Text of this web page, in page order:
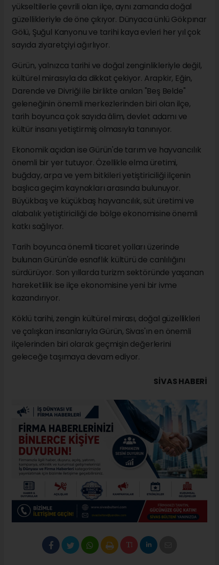
yükseltilerle çevrili olan ilçe, aynı zamanda doğal
güzellikleriyle de öne çıkıyor. Dünyaca ünlü Gökpınar
Gölü, Şuğul Kanyonu ve tarihi kaya evleri her yıl çok
sayıda ziyaretçiyi ağırlıyor.
Gürün, yalnızca tarihi ve doğal zenginlikleriyle değil,
kültürel mirasıyla da dikkat çekiyor. Arapkir, Eğin,
Darende ve Divriği ile birlikte anılan "Beş Belde"
geleneğinin önemli merkezlerinden biri olan ilçe,
tarih boyunca çok sayıda âlim, devlet adamı ve
kültür insanı yetiştirmiş olmasıyla tanınıyor.
Ekonomik açıdan ise Gürün'de tarım ve hayvancılık
önemli bir yer tutuyor. Özellikle elma üretimi,
buğday, arpa ve yem bitkileri yetiştiriciliği ilçenin
başlıca geçim kaynakları arasında bulunuyor.
Büyükbaş ve küçükbaş hayvancılık, süt üretimi ve
alabalık yetiştiriciliği de bölge ekonomisine önemli
katkı sağlıyor.
Tarih boyunca önemli ticaret yolları üzerinde
bulunan Gürün'de esnaflık kültürü de canlılığını
sürdürüyor. Son yıllarda turizm sektöründe yaşanan
hareketlilik ise ilçe ekonomisine yeni bir ivme
kazandırıyor.
Köklü tarihi, zengin kültürel mirası, doğal güzellikleri
ve çalışkan insanlarıyla Gürün, Sivas'ın en önemli
ilçelerinden biri olarak geçmişin değerlerini
geleceğe taşımaya devam ediyor.
SIVAS HABERİ